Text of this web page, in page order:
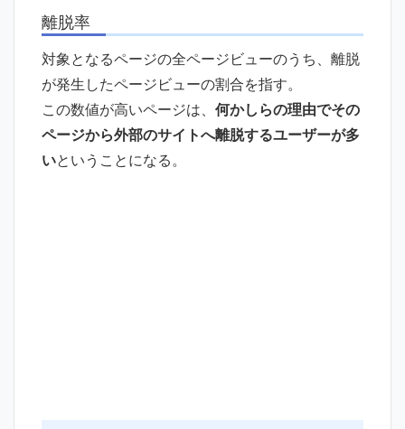
離脱率
対象となるページの全ページビューのうち、離脱
が発生したページビューの割合を指す。
この数値が高いページは、 何かしらの理由でその
ページから外部のサイトへ離脱するユーザーが多
いということになる。